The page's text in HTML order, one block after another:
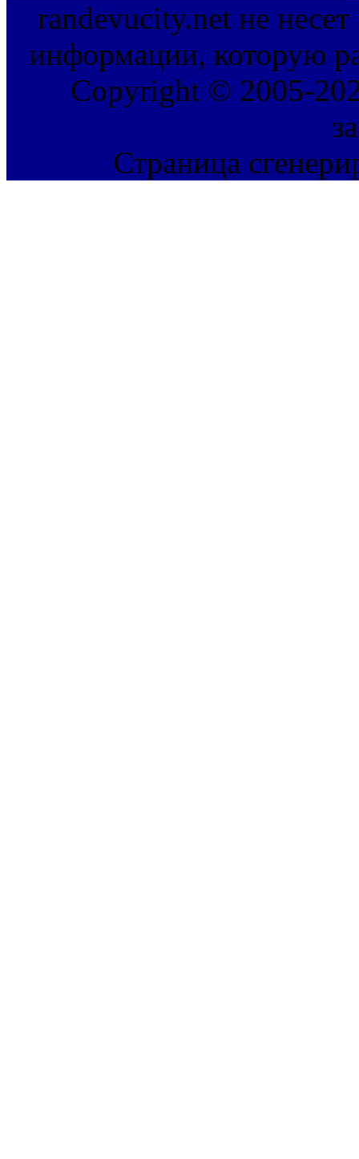
randevucity.net не несет
информации, которую
Copyright © 2005-
Страница